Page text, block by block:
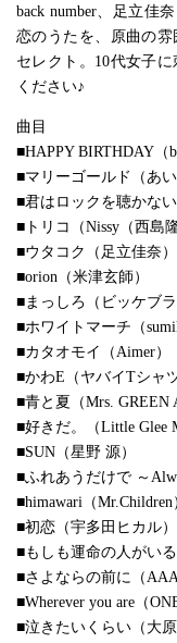
back number、足立佳
恋のうたを、原曲の
セレクト。10代女子
ください♪
曲目
■HAPPY BIRTHDAY（
■マリーゴールド（あい
■君はロックを聴かない
■トリコ（Nissy（西島
■ウタコク（足立佳奈）
■orion（米津玄師）
■まっしろ（ビッケブラ
■ホワイトマーチ（
■カタオモイ（Aimer）
■かわE（ヤバイTシャ
■青と夏（Mrs. GREEN
■好きだ。（Little Glee
■SUN（星野 源）
■ふれあうだけで ～
■himawari（Mr.Children
■初恋（宇多田ヒカル）
■もしも運命の人がい
■さよならの前に（AAA
■Wherever you are（
■泣きたいくらい（大原